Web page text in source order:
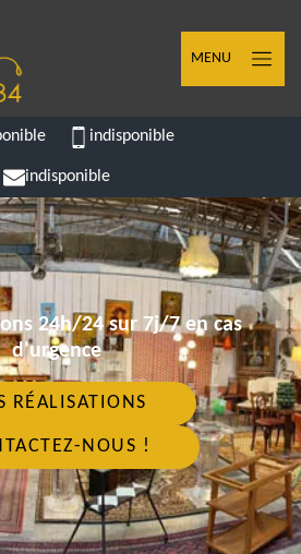
MENU
indisponible
indisponible
24h/24 sur 7j/7 en cas
d'urgence
RÉALISATIONS
NOUS !